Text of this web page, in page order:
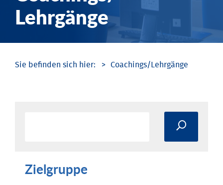
Lehrgänge
Coachings/­Lehrgänge
Zielgruppe